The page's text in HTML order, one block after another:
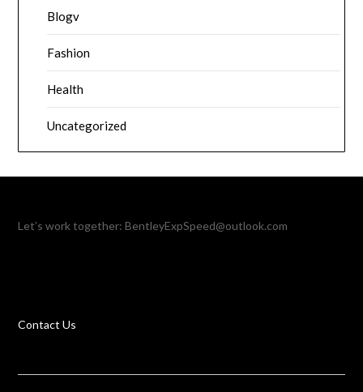
Blogv
Fashion
Health
Uncategorized
Let’s work together:BentleyExpSpeed@outlook.com
Contact Us